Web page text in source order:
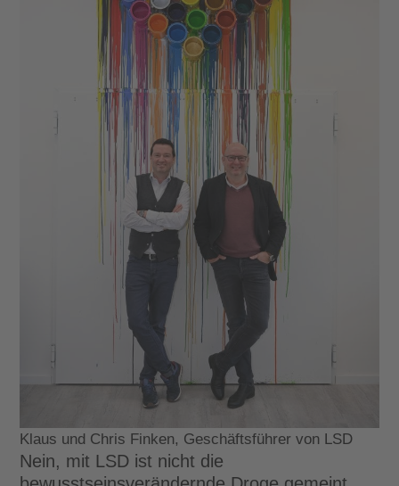
Klaus und Chris Finken, Geschäftsführer von LSD
Nein, mit LSD ist nicht die